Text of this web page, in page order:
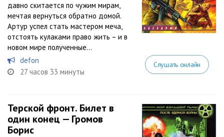
давно скитается по чужим мирам,
мечтая вернуться обратно домой.
Артур успел стать мастером меча,
отстоять кулаками право жить – и в
новом мире полученные...
defon
27 часов 33 минуты
Слушать онлайн
Терской фронт. Билет в
один конец — Громов
Борис